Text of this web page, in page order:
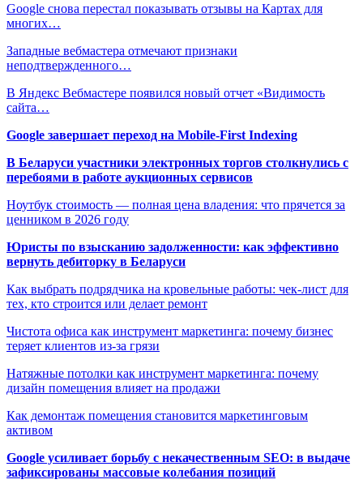
Google снова перестал показывать отзывы на Картах для
многих…
Западные вебмастера отмечают признаки
неподтвержденного…
​​В Яндекс Вебмастере появился новый отчет «Видимость
сайта…
Google завершает переход на Mobile-First Indexing
В Беларуси участники электронных торгов столкнулись с
перебоями в работе аукционных сервисов
Ноутбук стоимость — полная цена владения: что прячется за
ценником в 2026 году
Юристы по взысканию задолженности: как эффективно
вернуть дебиторку в Беларуси
Как выбрать подрядчика на кровельные работы: чек-лист для
тех, кто строится или делает ремонт
Чистота офиса как инструмент маркетинга: почему бизнес
теряет клиентов из-за грязи
Натяжные потолки как инструмент маркетинга: почему
дизайн помещения влияет на продажи
Как демонтаж помещения становится маркетинговым
активом
Google усиливает борьбу с некачественным SEO: в выдаче
зафиксированы массовые колебания позиций